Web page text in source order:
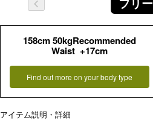
フリー
158cm 50kgRecommended
Waist +17cm
Find out more on your body type
アイテム説明・詳細